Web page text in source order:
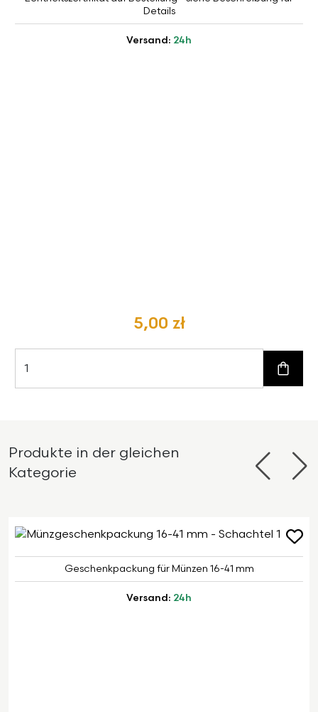
Details
Versand: 24h
5,00 zł
Zum
Produkte in der gleichen
Kategorie
Geschenkpackung für Münzen 16-41 mm
Versand: 24h
Zurück